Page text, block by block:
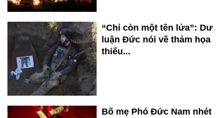
“Chỉ còn một tên lửa”: Dư
luận Đức nói về thảm họa
thiếu...
Bố mẹ Phó Đức Nam nhét